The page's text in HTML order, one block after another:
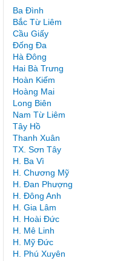
Ba Đình
Bắc Từ Liêm
Cầu Giấy
Đống Đa
Hà Đông
Hai Bà Trưng
Hoàn Kiếm
Hoàng Mai
Long Biên
Nam Từ Liêm
Tây Hồ
Thanh Xuân
TX. Sơn Tây
H. Ba Vì
H. Chương Mỹ
H. Đan Phượng
H. Đông Anh
H. Gia Lâm
H. Hoài Đức
H. Mê Linh
H. Mỹ Đức
H. Phú Xuyên